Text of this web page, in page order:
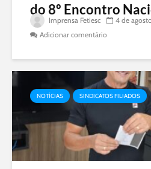
do 8º Encontro
Imprensa Fetiesc 4 de
Adicionar comentário
NOTÍCIAS SINDICATOS FILIADOS